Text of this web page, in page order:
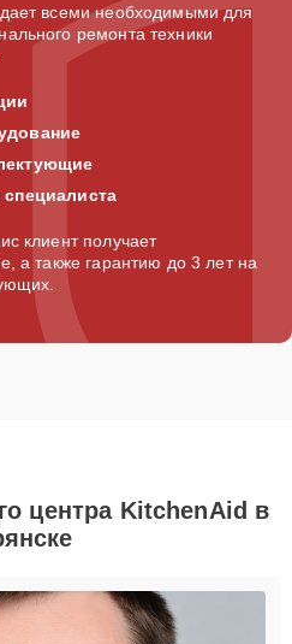
всеми необходимыми для
ремонта техники
клиент получает
а также гарантию до 3 лет на
центра KitchenAid в